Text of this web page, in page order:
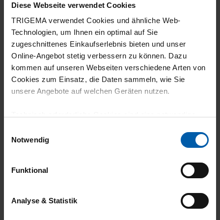
Diese Webseite verwendet Cookies
TRIGEMA verwendet Cookies und ähnliche Web-
Technologien, um Ihnen ein optimal auf Sie
zugeschnittenes Einkaufserlebnis bieten und unser
Online-Angebot stetig verbessern zu können. Dazu
kommen auf unseren Webseiten verschiedene Arten von
Cookies zum Einsatz, die Daten sammeln, wie Sie
unsere Angebote auf welchen Geräten nutzen.
grundlegende Funktionen wie etwa zur Auswahl und
gewährleisten.
Für die Darstellung personalisierter Angebote, Anzeigen
und Inhalte aufgrund Ihres Nutzerverhaltens und Ihres
Notwendig
Funktional
Analyse & Statistik
climate-neutral
Family business